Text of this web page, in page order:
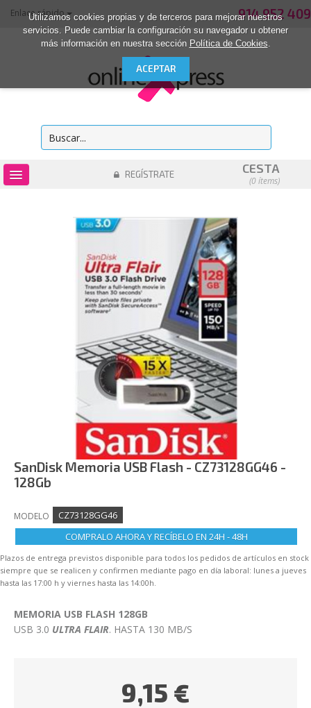
Enlace rápido
REGÍSTRATE CESTA
(0 ítems)
Utilizamos cookies propias y de terceros para mejorar nuestros
servicios. Puede cambiar la configuración su navegador u obtener
más información en nuestra sección Política de Cookies.
914 952 409
CONSUMIBLES
MATERIAL DE OFICINA
IMPRESIÓN GESTIONADA
SanDisk Memoria USB Flash - CZ73128GG46 -
128Gb
MODELO
CZ73128GG46
COMPRALO AHORA Y RECÍBELO EN 24H - 48H
Plazos de entrega previstos disponible para todos los pedidos de artículos en stock
siempre que se realicen y confirmen mediante pago en día laboral: lunes a jueves
hasta las 17:00 h y viernes hasta las 14:00h.
MEMORIA USB FLASH 128GB
USB 3.0 ULTRA FLAIR. HASTA 130 MB/S
9,15 €